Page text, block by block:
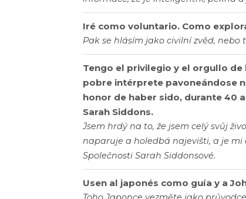
Iré como voluntario. Como
Pak se hlásím jako civilní zvěd, nebo
Tengo el privilegio y el orgullo
pobre intérprete pavoneándose
honor de haber sido, durante 40
Sarah Siddons.
Jsem hrdý na to, že jsem celý svůj
naparuje a holedbá najevišti, a je
Společnosti Sarah Siddonsové.
Usen al japonés como guía y a